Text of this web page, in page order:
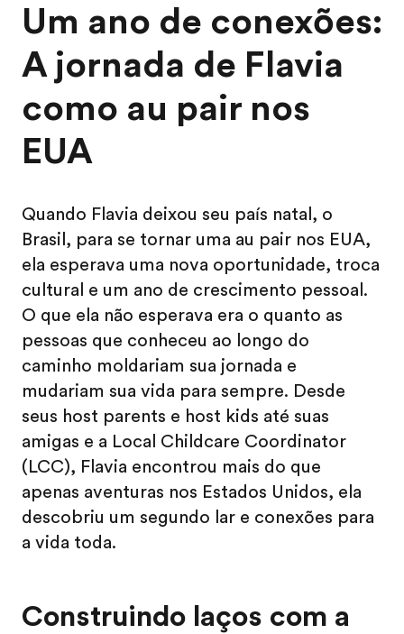
Um ano de conexões:
A jornada de Flavia
como au pair nos
EUA
Quando Flavia deixou seu país natal, o
Brasil, para se tornar uma au pair nos EUA,
ela esperava uma nova oportunidade, troca
cultural e um ano de crescimento pessoal.
O que ela não esperava era o quanto as
pessoas que conheceu ao longo do
caminho moldariam sua jornada e
mudariam sua vida para sempre. Desde
seus host parents e host kids até suas
amigas e a Local Childcare Coordinator
(LCC), Flavia encontrou mais do que
apenas aventuras nos Estados Unidos, ela
descobriu um segundo lar e conexões para
a vida toda.
Construindo laços com a